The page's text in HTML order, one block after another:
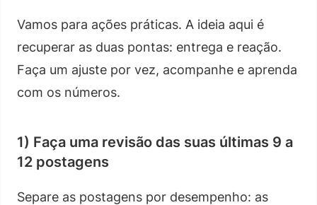
Vamos para ações práticas. A ideia aqui é
recuperar as duas pontas: entrega e reação.
Faça um ajuste por vez, acompanhe e aprenda
com os números.
1) Faça uma revisão das suas últimas 9 a
12 postagens
Separe as postagens por desempenho: as